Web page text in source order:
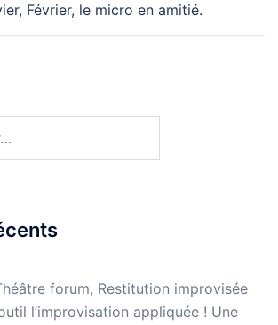
Février, le micro en amitié.
forum, Restitution improvisée
l’improvisation appliquée ! Une